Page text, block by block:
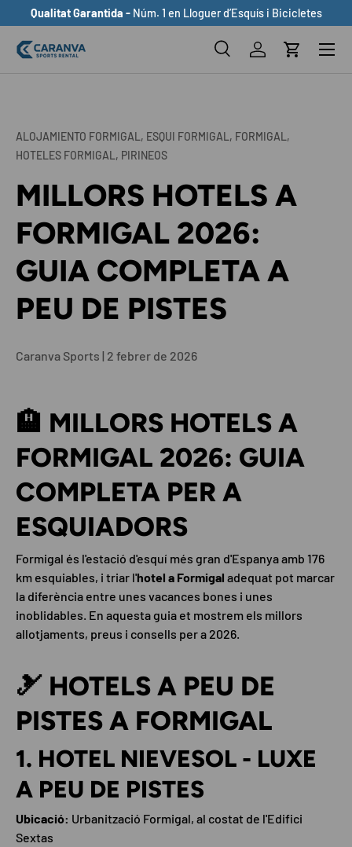
ANAR AL CONTINGUT
Qualitat Garantida - Núm. 1 en Lloguer d’Esquís i Bicicletes
BuscarInicia sessió
Cistella
ALOJAMIENTO FORMIGAL, ESQUI FORMIGAL, FORMIGAL,
HOTELES FORMIGAL, PIRINEOS
MILLORS HOTELS A
FORMIGAL 2026:
GUIA COMPLETA A
PEU DE PISTES
Caranva Sports | 2 febrer de 2026
🏨 MILLORS HOTELS A
FORMIGAL 2026: GUIA
COMPLETA PER A
ESQUIADORS
Formigal és l'estació d'esquí més gran d'Espanya amb 176
km esquiables, i triar l'hotel a Formigal adequat pot marcar
la diferència entre unes vacances bones i unes
inoblidables. En aquesta guia et mostrem els millors
allotjaments, preus i consells per a 2026.
🎿 HOTELS A PEU DE
PISTES A FORMIGAL
1. HOTEL NIEVESOL - LUXE
A PEU DE PISTES
Ubicació: Urbanització Formigal, al costat de l'Edifici
Sextas